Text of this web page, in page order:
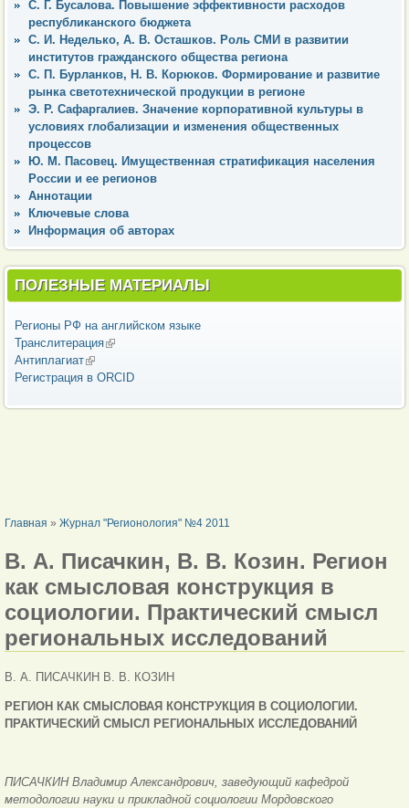
С. Г. Бусалова. Повышение эффективности расходов
республиканского бюджета
С. И. Неделько, А. В. Осташков. Роль СМИ в развитии
институтов гражданского общества региона
С. П. Бурланков, Н. В. Корюков. Формирование и развитие
рынка светотехнической продукции в регионе
Э. Р. Сафаргалиев. Значение корпоративной культуры в
условиях глобализации и изменения общественных
процессов
Ю. М. Пасовец. Имущественная стратификация населения
России и ее регионов
Аннотации
Ключевые слова
Информация об авторах
ПОЛЕЗНЫЕ МАТЕРИАЛЫ
Регионы РФ на английском языке
Транслитерация(внешняя ссылка)
Антиплагиат(внешняя ссылка)
Регистрация в ORCID
ВЫ ЗДЕСЬ
Главная » Журнал "Регионология" №4 2011
В. А. Писачкин, В. В. Козин. Регион
как смысловая конструкция в
социологии. Практический смысл
региональных исследований
В. А. ПИСАЧКИН В. В. КОЗИН
РЕГИОН КАК СМЫСЛОВАЯ КОНСТРУКЦИЯ В СОЦИОЛОГИИ.
ПРАКТИЧЕСКИЙ СМЫСЛ РЕГИОНАЛЬНЫХ ИССЛЕДОВАНИЙ
ПИСАЧКИН Владимир Александрович, заведующий кафедрой
методологии науки и прикладной социологии Мордовского